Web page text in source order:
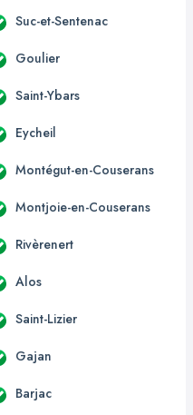
Suc-et-Sentenac
Goulier
Saint-Ybars
Eycheil
Montégut-en-Couserans
Montjoie-en-Couserans
Rivèrenert
Alos
Saint-Lizier
Gajan
Barjac